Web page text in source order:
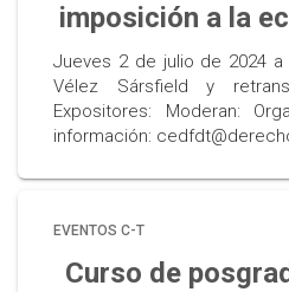
imposición a la
Jueves 2 de julio de 2024 a
Vélez Sársfield y
Expositores: Moderan:
información:
EVENTOS C-T
Curso de